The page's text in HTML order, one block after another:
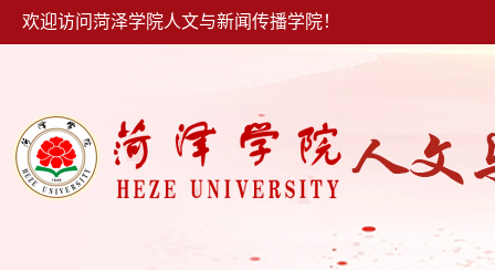
欢迎访问菏泽学院人文与新闻传播学院！